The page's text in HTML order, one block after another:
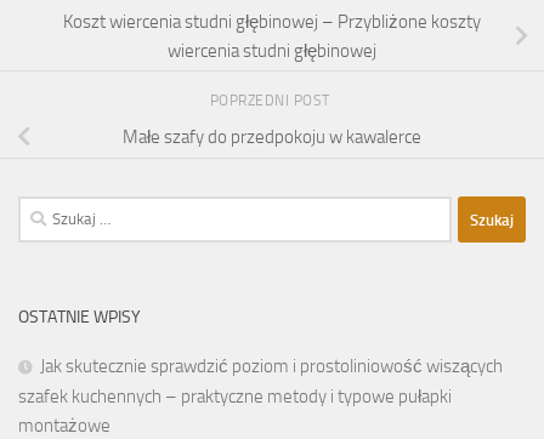
Koszt wiercenia studni głębinowej – Przybliżone koszty
wiercenia studni głębinowej
POPRZEDNI POST
Małe szafy do przedpokoju w kawalerce
Szukaj:
OSTATNIE WPISY
Jak skutecznie sprawdzić poziom i prostoliniowość wiszących
szafek kuchennych – praktyczne metody i typowe pułapki
montażowe